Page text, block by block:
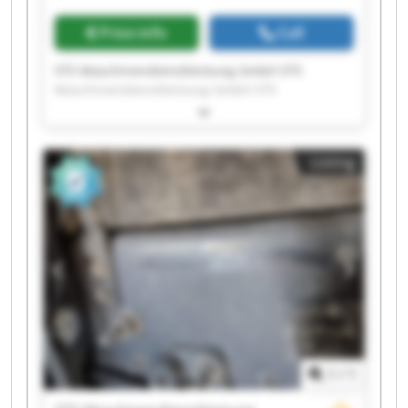
Price info Call
STS Maschinendienstleistung GmbH STS
Maschinendienstleistung GmbH STS
Maschinendienstleistung GmbH STS
Maschinendienstleistung GmbH STS
Maschinendienstleistung GmbH STS
Maschinendienstleistung GmbH STS
Maschinendienstleistung GmbH STS
Maschinendienstleistung GmbH STS
Maschinendienstleistung GmbH STS
Maschinendienstleistung GmbH STS
Maschinendienstleistung GmbH STS
Maschinendienstleistung GmbH STS
Maschinendienstleistung GmbH STS
Maschinendienstleistung GmbH STS
Maschinendienstleistung GmbH STS
Maschinendienstleistung GmbH STS
Listing